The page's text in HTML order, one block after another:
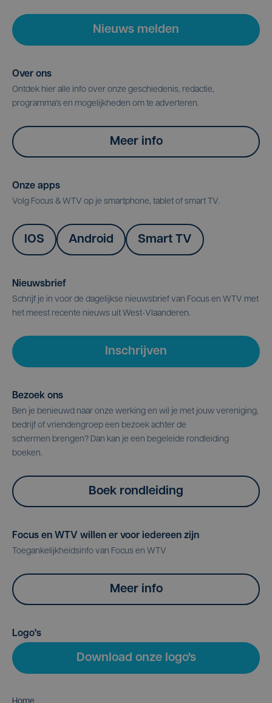
Nieuws melden
Over ons
Ontdek hier alle info over onze geschiedenis, redactie,
programma's en mogelijkheden om te adverteren.
Meer info
Onze apps
Volg Focus & WTV op je smartphone, tablet of smart TV.
IOS Android Smart TV
Nieuwsbrief
Schrijf je in voor de dagelijkse nieuwsbrief van Focus en WTV met
het meest recente nieuws uit West-Vlaanderen.
Inschrijven
Bezoek ons
Ben je benieuwd naar onze werking en wil je met jouw vereniging,
bedrijf of vriendengroep een bezoek achter de
schermen brengen? Dan kan je een begeleide rondleiding
boeken.
Boek rondleiding
Focus en WTV willen er voor iedereen zijn
Toegankelijkheidsinfo van Focus en WTV
Meer info
Logo's
Download onze logo's